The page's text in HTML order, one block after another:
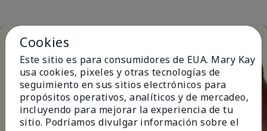
Play
Cookies
Este sitio es para consumidores de EUA. Mary Kay
usa cookies, pixeles y otras tecnologías de
seguimiento en sus sitios electrónicos para
propósitos operativos, analíticos y de mercadeo,
incluyendo para mejorar la experiencia de tu
sitio. Podríamos divulgar información sobre el